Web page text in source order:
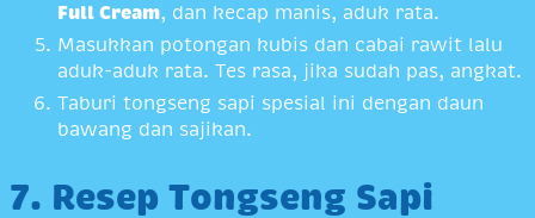
Full Cream, dan kecap manis, aduk rata.
Masukkan potongan kubis dan cabai rawit lalu
aduk-aduk rata. Tes rasa, jika sudah pas, angkat.
Taburi tongseng sapi spesial ini dengan daun
bawang dan sajikan.
7. Resep Tongseng Sapi